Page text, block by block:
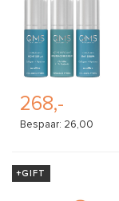
268,-
Bespaar: 26,00
+GIFT